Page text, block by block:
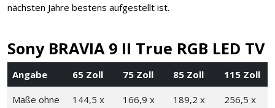
nächsten Jahre bestens aufgestellt ist.
Sony BRAVIA 9 II True RGB LED TV
Angabe 65 Zoll 75 Zoll 85 Zoll 115 Zoll
Maße ohne
144,5 x
166,9 x
189,2 x
256,5 x